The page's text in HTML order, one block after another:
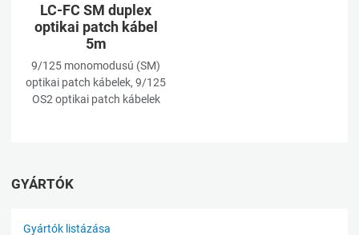
LC-FC SM duplex
optikai patch kábel
5m
9/125 monomodusú (SM)
optikai patch kábelek, 9/125
OS2 optikai patch kábelek
GYÁRTÓK
Gyártók listázása